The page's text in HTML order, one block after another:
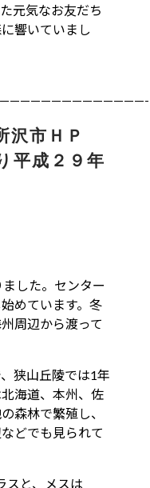
元気なお友だち
響いていまし
沢市ＨＰ
平成２９年
した。センター
めています。冬
周辺から渡って
狭山丘陵では1年
海道、本州、佐
森林で繁殖し、
どでも見られて
スと、メスは